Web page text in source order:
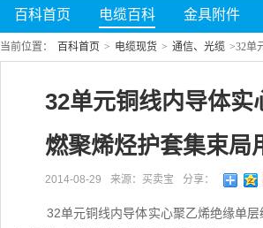
百科首页 电缆百科 金具附件
当前位置： 百科首页 > 电缆现货 > 通信、光缆 >32单
32单元铜线内导体
燃聚烯烃护套集束局
2014-08-29 来源：买卖宝 分享：
32单元铜线内导体实心聚乙烯绝缘单